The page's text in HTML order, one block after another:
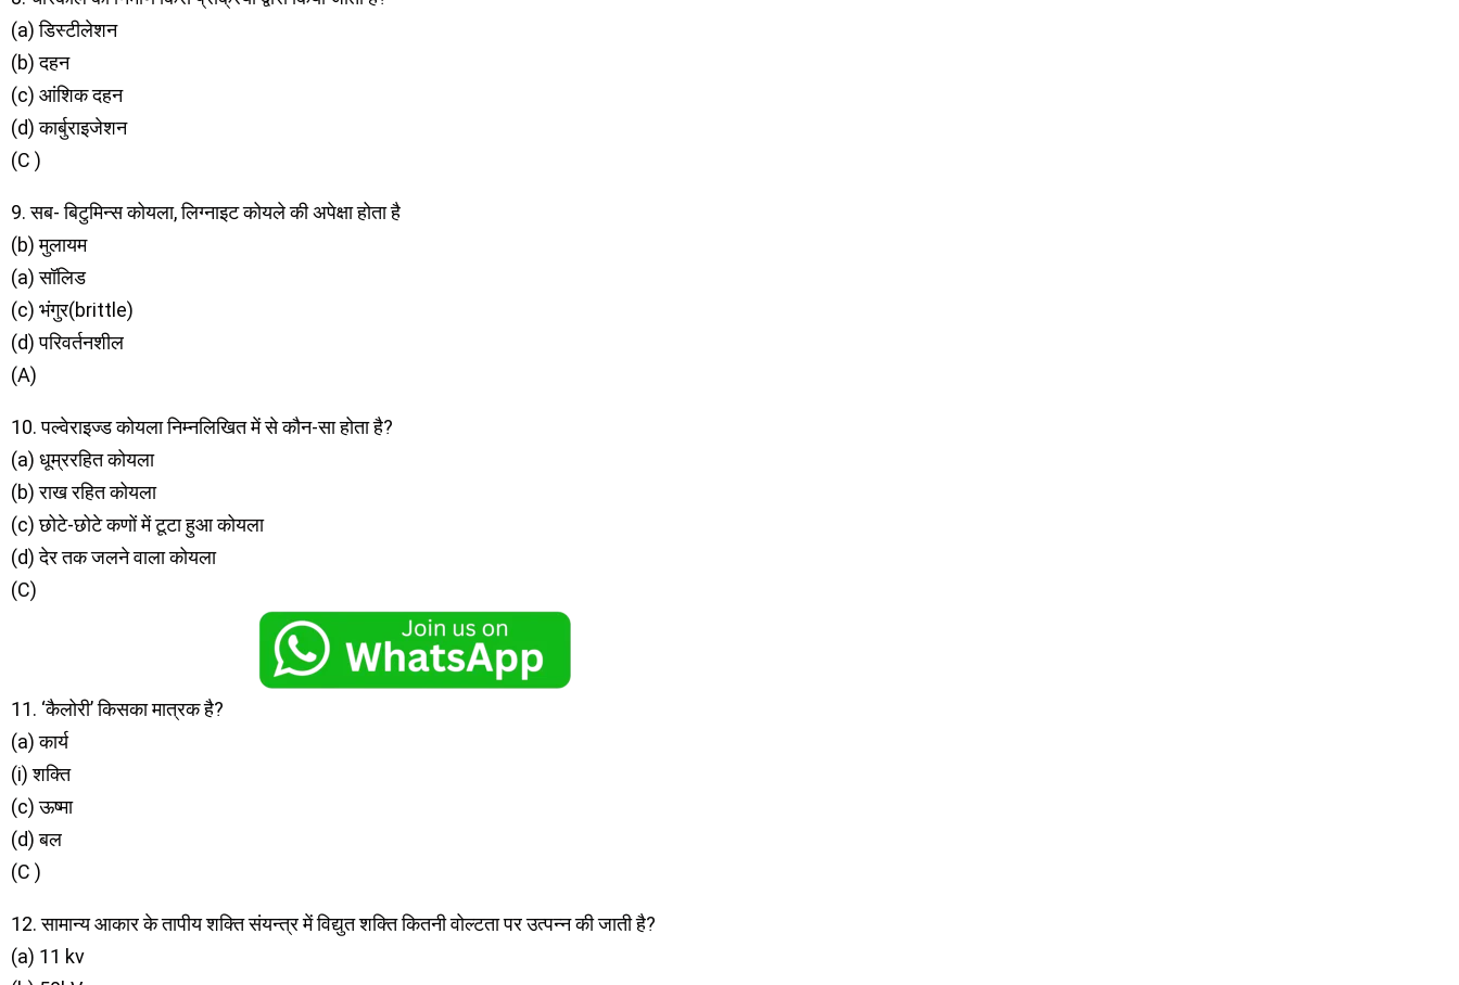
(a) डिस्टीलेशन
(b) दहन
(c) आंशिक दहन
(d) कार्बुराइजेशन
(C )
9. सब- बिटुमिन्स कोयला, लिग्नाइट कोयले की अपेक्षा होता है
(b) मुलायम
(a) सॉलिड
(c) भंगुर(brittle)
(d) परिवर्तनशील
(A)
10. पल्वेराइज्ड कोयला निम्नलिखित में से कौन-सा होता है?
(a) धूम्ररहित कोयला
(b) राख रहित कोयला
(c) छोटे-छोटे कणों में टूटा हुआ कोयला
(d) देर तक जलने वाला कोयला
(C)
11. ‘कैलोरी’ किसका मात्रक है?
(a) कार्य
(i) शक्ति
(c) ऊष्मा
(d) बल
(C )
12. सामान्य आकार के तापीय शक्ति संयन्त्र में विद्युत शक्ति कितनी वोल्टता पर उत्पन्न की जाती है?
(a) 11 kv